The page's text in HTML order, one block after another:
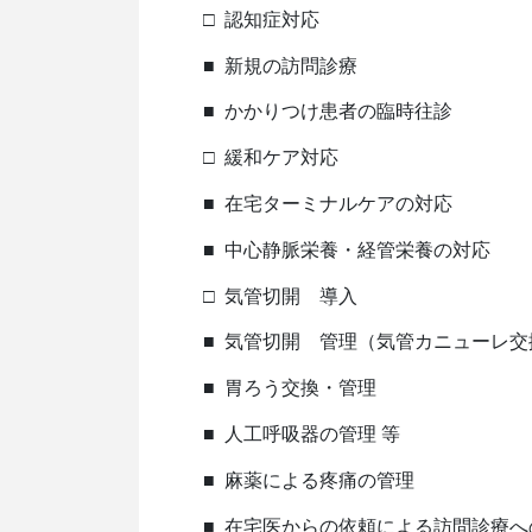
□ 認知症対応
■ 新規の訪問診療
■ かかりつけ患者の臨時往診
□ 緩和ケア対応
■ 在宅ターミナルケアの対応
■ 中心静脈栄養・経管栄養の対応
□ 気管切開 導入
■ 気管切開 管理（気管カニューレ交
■ 胃ろう交換・管理
■ 人工呼吸器の管理 等
■ 麻薬による疼痛の管理
■ 在宅医からの依頼による訪問診療